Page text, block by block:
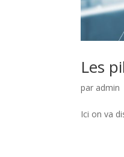
Les
par admin
Ici on va